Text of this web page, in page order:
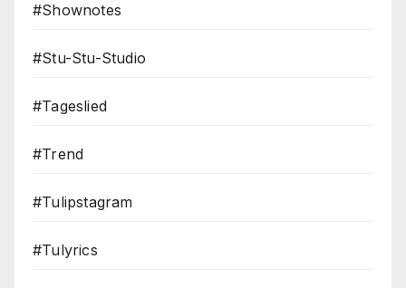
#Shownotes
#Stu-Stu-Studio
#Tageslied
#Trend
#Tulipstagram
#Tulyrics